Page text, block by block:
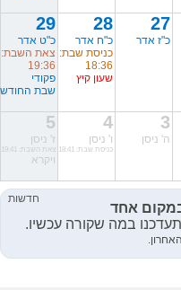
27
כ"ז אדר
28
כ"ח אדר
כניסת שבת:
18:36
שעון קיץ
29
כ"ט אדר
צאת השבת:
19:36
פקודי
שבת החודש
3
ה' ניסן
4
ו' ניסן
כניסת שבת: 18:41
5
ז' ניסן
צאת השבת: 19:41
ויקרא